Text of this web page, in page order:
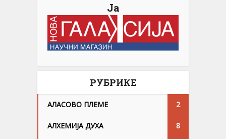
Ја
РУБРИКЕ
АЛАСОВО ПЛЕМЕ 2
АЛХЕМИЈА ДУХА 8